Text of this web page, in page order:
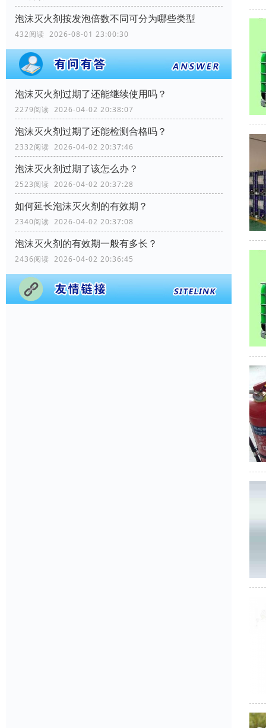
泡沫灭火剂按发泡倍数不同可分为哪些类型
432阅读 2026-08-01 23:00:30
泡沫灭火剂过期了还能继续使用吗？
2279阅读 2026-04-02 20:38:07
泡沫灭火剂过期了还能检测合格吗？
2332阅读 2026-04-02 20:37:46
泡沫灭火剂过期了该怎么办？
2523阅读 2026-04-02 20:37:28
如何延长泡沫灭火剂的有效期？
2340阅读 2026-04-02 20:37:08
泡沫灭火剂的有效期一般有多长？
2436阅读 2026-04-02 20:36:45